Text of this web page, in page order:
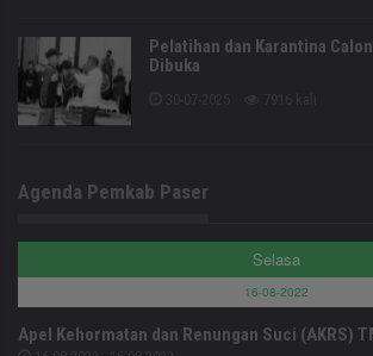
Pelatihan dan Karantina
Dibuka
Agenda Pemkab Paser
Selasa
16-08-2022
Apel Kehormatan dan Renungan Suci (AKRS)